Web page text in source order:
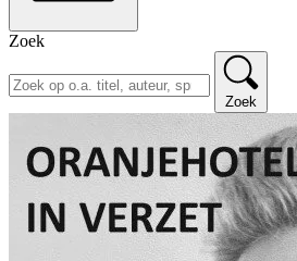
Zoek
Zoek